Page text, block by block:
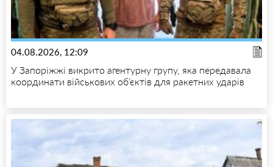
04.08.2026, 12:09
У Запоріжжі викрито агентурну групу, яка передавала
координати військових об’єктів для ракетних ударів